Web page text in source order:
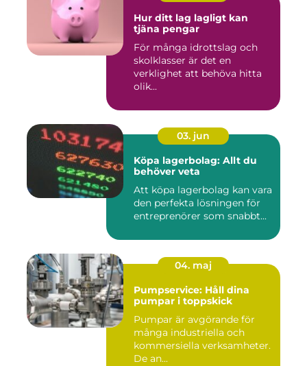
Hur ditt lag lagligt kan
tjäna pengar
För många idrottslag och
skolklasser är det en
verklighet att behöva hitta
olik...
03. jun
Köpa lagerbolag: Allt du
behöver veta
Att köpa lagerbolag kan vara
den perfekta lösningen för
entreprenörer som snabbt...
04. maj
Pumpservice: Håll dina
pumpar i toppskick
Pumpar är avgörande för
många industriella och
kommersiella verksamheter.
De an...